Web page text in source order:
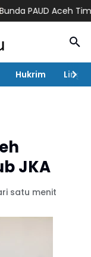
PAUD Aceh Timur
Hukrim
JKA
satu menit